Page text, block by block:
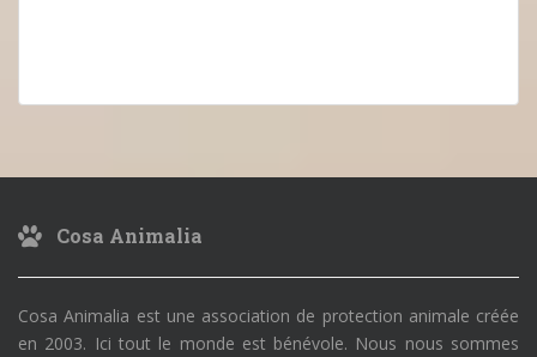
Cosa Animalia
Cosa Animalia est une association de protection animale créée
en 2003. Ici tout le monde est bénévole. Nous nous sommes